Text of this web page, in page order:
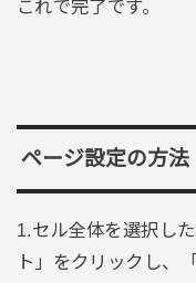
これで完了です。
ページ設定の方法
1.セル全体を選択し
ト」をクリックし、